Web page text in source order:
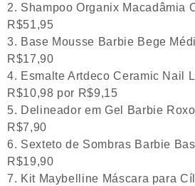
Shampoo Organix Macadâmia
R$51,95
Base Mousse Barbie Bege
R$17,90
Esmalte Artdeco Ceramic Nail
R$10,98 por R$9,15
Delineador em Gel Barbie
R$7,90
Sexteto de Sombras Barbie
R$19,90
Kit Maybelline Máscara para